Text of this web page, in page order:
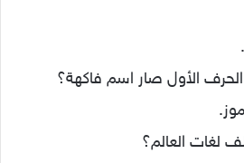
الأول صار اسم فاكهة؟
لغات العالم؟